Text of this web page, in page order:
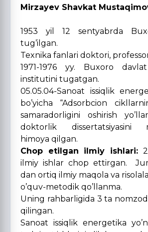
Mirzayev Shavkat
1953 yil 12 sentyabrda
tug’ilgan.
Texnika fanlari doktori,
1971-1976 yy. Buxoro
institutini tugatgan.
05.05.04-Sanoat issiqlik
bo’yicha “Adsorbcion
samaradorligini oshirish
doktorlik dissertatsiyasini
himoya qilgan.
Chop etilgan ilmiy ishlari:
ilmiy ishlar chop ettirgan.
dan ortiq ilmiy maqola va
o’quv-metodik qo’llanma.
Uning rahbarligida 3 ta
qilingan.
Sanoat issiqlik energetika